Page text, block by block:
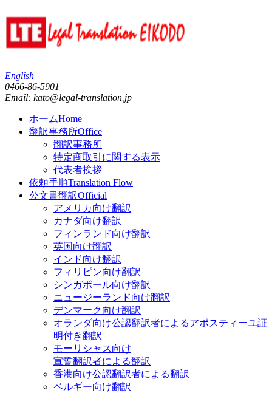
English
0466-86-5901
Email: kato@legal-translation.jp
ホームHome
翻訳事務所Office
翻訳事務所
特定商取引に関する表示
代表者挨拶
依頼手順Translation Flow
公文書翻訳Official
アメリカ向け翻訳
カナダ向け翻訳
フィンランド向け翻訳
英国向け翻訳
インド向け翻訳
フィリピン向け翻訳
シンガポール向け翻訳
ニュージーランド向け翻訳
デンマーク向け翻訳
オランダ向け公認翻訳者によるアポスティーユ証
明付き翻訳
モーリシャス向け
宣誓翻訳者による翻訳
香港向け公認翻訳者による翻訳
ベルギー向け翻訳